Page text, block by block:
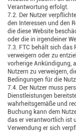
Verantwortung erfolgt.
7.2. Der Nutzer
den Interessen und den
die diese Website
oder die in irgendeiner
7.3. FTC behält sich das
verweigern oder zu
vorherige Ankündigung,
Nutzern zu verweigern,
Bedingungen für die
7.4. Der Nutzer muss
Dienstleistungen
wahrheitsgemäße und
Buchung kann dem
das er verantwortlich ist
Verwendung er sich